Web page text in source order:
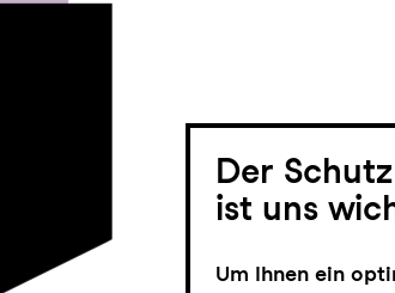
Der
ist uns
Um Ihnen ein